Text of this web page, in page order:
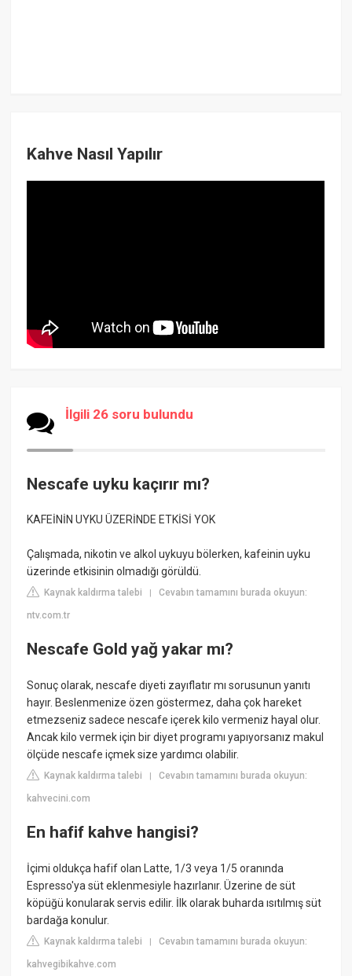
Kahve Nasıl Yapılır
İlgili 26 soru bulundu
Nescafe uyku kaçırır mı?
KAFEİNİN UYKU ÜZERİNDE ETKİSİ YOK
Çalışmada, nikotin ve alkol uykuyu bölerken, kafeinin uyku
üzerinde etkisinin olmadığı görüldü.
Kaynak kaldırma talebi |Cevabın tamamını burada okuyun:
ntv.com.tr
Nescafe Gold yağ yakar mı?
Sonuç olarak, nescafe diyeti zayıflatır mı sorusunun yanıtı
hayır. Beslenmenize özen göstermez, daha çok hareket
etmezseniz sadece nescafe içerek kilo vermeniz hayal olur.
Ancak kilo vermek için bir diyet programı yapıyorsanız makul
ölçüde nescafe içmek size yardımcı olabilir.
Kaynak kaldırma talebi |Cevabın tamamını burada okuyun:
kahvecini.com
En hafif kahve hangisi?
İçimi oldukça hafif olan Latte, 1/3 veya 1/5 oranında
Espresso'ya süt eklenmesiyle hazırlanır. Üzerine de süt
köpüğü konularak servis edilir. İlk olarak buharda ısıtılmış süt
bardağa konulur.
Kaynak kaldırma talebi |Cevabın tamamını burada okuyun:
kahvegibikahve.com